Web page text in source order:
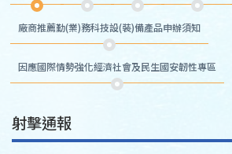
廠商推薦勤(業)務科技設(裝)備產品申辦須知
因應國際情勢強化經濟社會及民生國安韌性專區
射擊通報